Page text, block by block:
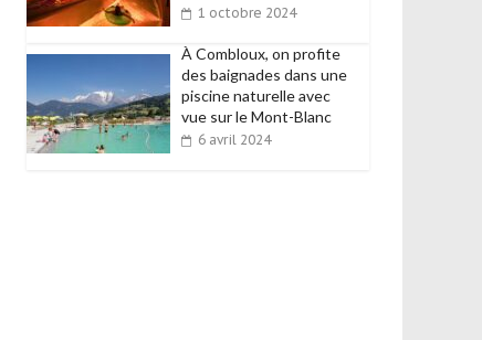
1 octobre 2024
À Combloux, on profite
des baignades dans une
piscine naturelle avec
vue sur le Mont-Blanc
6 avril 2024